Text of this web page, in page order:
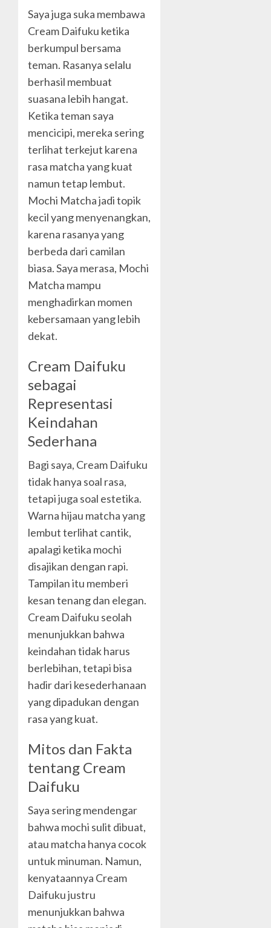
Saya juga suka membawa
Cream Daifuku ketika
berkumpul bersama
teman. Rasanya selalu
berhasil membuat
suasana lebih hangat.
Ketika teman saya
mencicipi, mereka sering
terlihat terkejut karena
rasa matcha yang kuat
namun tetap lembut.
Mochi Matcha jadi topik
kecil yang menyenangkan,
karena rasanya yang
berbeda dari camilan
biasa. Saya merasa, Mochi
Matcha mampu
menghadirkan momen
kebersamaan yang lebih
dekat.
Cream Daifuku
sebagai
Representasi
Keindahan
Sederhana
Bagi saya, Cream Daifuku
tidak hanya soal rasa,
tetapi juga soal estetika.
Warna hijau matcha yang
lembut terlihat cantik,
apalagi ketika mochi
disajikan dengan rapi.
Tampilan itu memberi
kesan tenang dan elegan.
Cream Daifuku seolah
menunjukkan bahwa
keindahan tidak harus
berlebihan, tetapi bisa
hadir dari kesederhanaan
yang dipadukan dengan
rasa yang kuat.
Mitos dan Fakta
tentang Cream
Daifuku
Saya sering mendengar
bahwa mochi sulit dibuat,
atau matcha hanya cocok
untuk minuman. Namun,
kenyataannya Cream
Daifuku justru
menunjukkan bahwa